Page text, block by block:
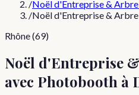
/Noël d'Entreprise &
/Noël d'Entreprise &
Rhône (69)
Noël d'Entreprise
avec Photobooth à